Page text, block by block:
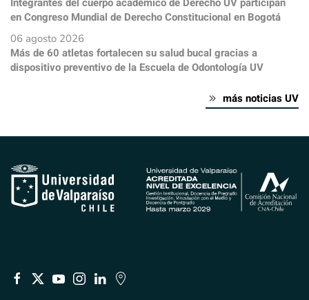
en Congreso Mundial de Derecho Constitucional en Bogotá
06 agosto 2026
Más de 60 atletas fortalecen su salud bucal gracias a
dispositivo preventivo de la Escuela de Odontología UV
más noticias UV